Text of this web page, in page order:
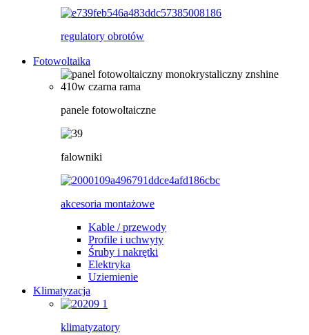
regulatory obrotów
Fotowoltaika
panele fotowoltaiczne
falowniki
akcesoria montażowe
Kable / przewody
Profile i uchwyty
Śruby i nakrętki
Elektryka
Uziemienie
Klimatyzacja
klimatyzatory